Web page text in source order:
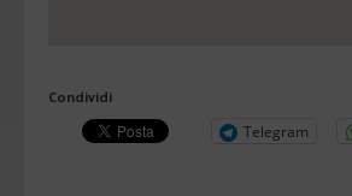
Condividi
Telegram